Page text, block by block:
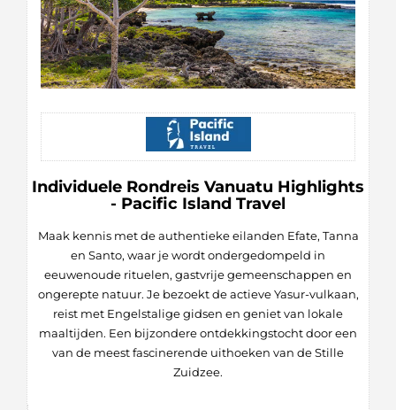
Individuele Rondreis Vanuatu Highlights
- Pacific Island Travel
Maak kennis met de authentieke eilanden Efate, Tanna
en Santo, waar je wordt ondergedompeld in
eeuwenoude rituelen, gastvrije gemeenschappen en
ongerepte natuur. Je bezoekt de actieve Yasur-vulkaan,
reist met Engelstalige gidsen en geniet van lokale
maaltijden. Een bijzondere ontdekkingstocht door een
van de meest fascinerende uithoeken van de Stille
Zuidzee.